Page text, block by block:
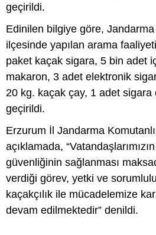
geçirildi.
Edinilen bilgiye göre,
ilçesinde yapılan arama
paket kaçak sigara, 5 bin adet
makaron, 3 adet elektronik
20 kg. kaçak çay, 1 adet sigara
geçirildi.
Erzurum İl Jandarma
açıklamada,
güvenliğinin sağlanması
verdiği görev, yetki ve
kaçakçılık ile mücadelemize
devam edilmektedir” denildi.